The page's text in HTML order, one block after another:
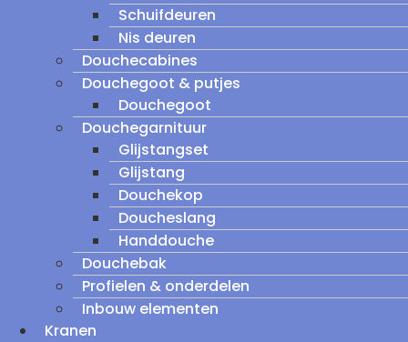
Schuifdeuren
Nis deuren
Douchecabines
Douchegoot & putjes
Douchegoot
Douchegarnituur
Glijstangset
Glijstang
Douchekop
Doucheslang
Handdouche
Douchebak
Profielen & onderdelen
Inbouw elementen
Kranen